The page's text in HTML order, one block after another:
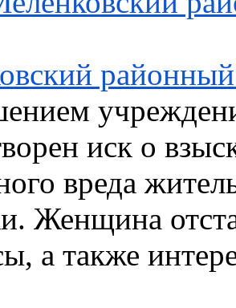
иск о
вреда
Женщина
а также